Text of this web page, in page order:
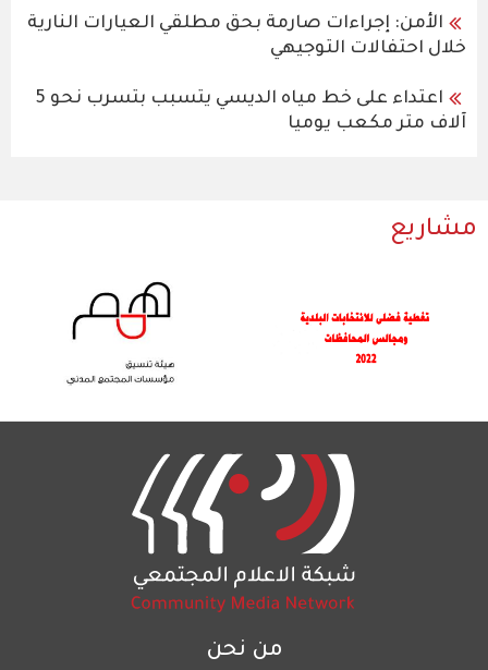
الأمن: إجراءات صارمة بحق مطلقي العيارات النارية
خلال احتفالات التوجيهي
اعتداء على خط مياه الديسي يتسبب بتسرب نحو 5
آلاف متر مكعب يوميا
مشاريع
من نحن